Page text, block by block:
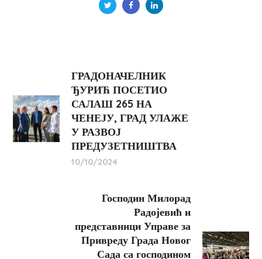
ГРАДОНАЧЕЛНИК
ЂУРИЋ ПОСЕТИО
САЛАШ 265 НА
ЧЕНЕЈУ, ГРАД УЛАЖЕ
У РАЗВОЈ
ПРЕДУЗЕТНИШТВА
10/10/2024
Господин Милорад
Радојевић и
представници Управе за
Привреду Града Новог
Сада са господином